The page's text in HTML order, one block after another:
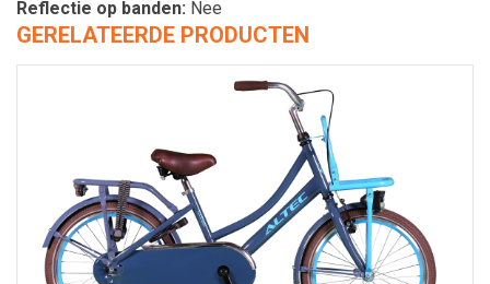
Reflectie op banden Nee
GERELATEERDE PRODUCTEN